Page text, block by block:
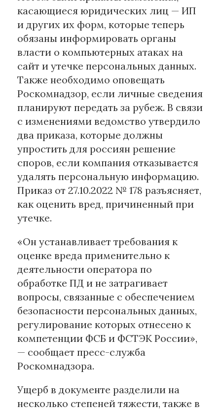
касающиеся юридических лиц — ИП
и других их форм, которые теперь
обязаны информировать органы
власти о компьютерных атаках на
сайт и утечке персональных данных.
Также необходимо оповещать
Роскомнадзор, если личные сведения
планируют передать за рубеж. В связи
с изменениями ведомство утвердило
два приказа, которые должны
упростить для россиян решение
споров, если компания отказывается
удалять персональную информацию.
Приказ от 27.10.2022 № 178 разъясняет,
как оценить вред, причиненный при
утечке.
«Он устанавливает требования к
оценке вреда применительно к
деятельности оператора по
обработке ПД и не затрагивает
вопросы, связанные с обеспечением
безопасности персональных данных,
регулирование которых отнесено к
компетенции ФСБ и ФСТЭК России»,
— сообщает пресс-служба
Роскомнадзора.
Ущерб в документе разделили на
несколько степеней тяжести, также в